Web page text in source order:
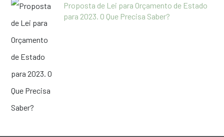
Proposta de Lei para Orçamento de Estado
para 2023. O Que Precisa Saber?